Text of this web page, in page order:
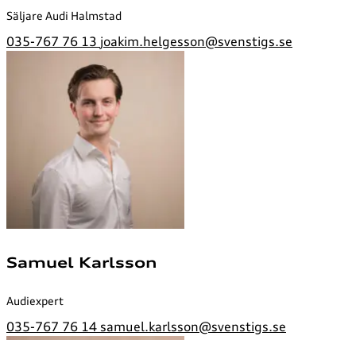
Säljare Audi Halmstad
035-767 76 13 joakim.helgesson@svenstigs.se
Samuel Karlsson
Audiexpert
035-767 76 14 samuel.karlsson@svenstigs.se